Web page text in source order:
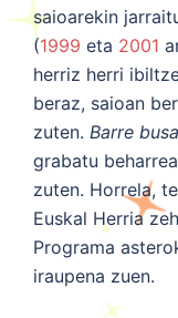
saioarekin
(1999 eta 2001
herriz herri
beraz, saioan
zuten. Barre busa
grabatu
zuten. Horrela,
Euskal Herria
Programa
iraupena zuen.